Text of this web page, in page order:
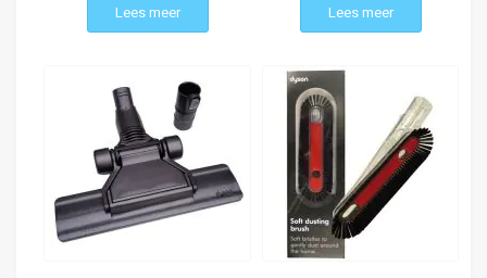
Lees meer Lees meer